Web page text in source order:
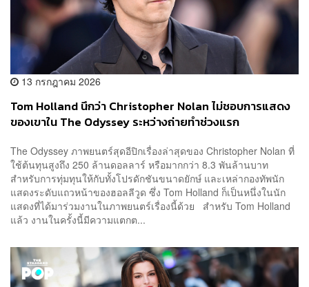
13 กรกฎาคม 2026
Tom Holland นึกว่า Christopher Nolan ไม่ชอบการแสดง
ของเขาใน The Odyssey ระหว่างถ่ายทำช่วงแรก
The Odyssey ภาพยนตร์สุดอีปิกเรื่องล่าสุดของ Christopher Nolan ที่
ใช้ต้นทุนสูงถึง 250 ล้านดอลลาร์ หรือมากกว่า 8.3 พันล้านบาท
สำหรับการทุ่มทุนให้กับทั้งโปรดักชันขนาดยักษ์ และเหล่ากองทัพนัก
แสดงระดับแถวหน้าของฮอลลีวูด ซึ่ง Tom Holland ก็เป็นหนึ่งในนัก
แสดงที่ได้มาร่วมงานในภาพยนตร์เรื่องนี้ด้วย สำหรับ Tom Holland
แล้ว งานในครั้งนี้มีความแตกต...